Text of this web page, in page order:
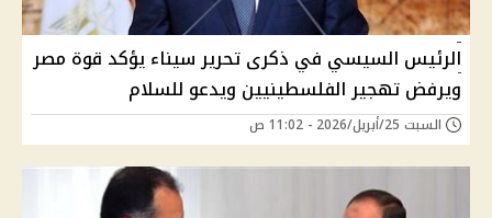
الرئيس السيسي في ذكرى تحرير سيناء يؤكد قوة مصر
ويرفض تهجير الفلسطينيين ويدعو للسلام
السبت 25/أبريل/2026 - 11:02 ص